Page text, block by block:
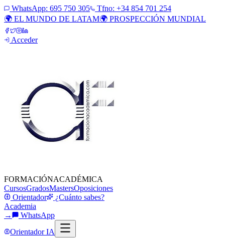
WhatsApp: 695 750 305
Tfno: +34 854 701 254
🌍 EL MUNDO DE LATAM🌍 PROSPECCIÓN MUNDIAL
Acceder
FORMACIÓNACADÉMICA
CursosGradosMastersOposiciones
Orientador
¿Cuánto sabes?
Academia
→
WhatsApp
Orientador IA